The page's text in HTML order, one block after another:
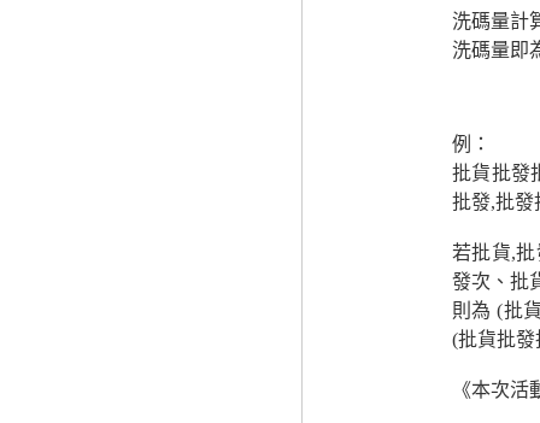
洗碼量計
洗碼量即
例：
批貨批發
批發,批發
若批貨,
發次、批
則為 (批
(批貨批
《本次